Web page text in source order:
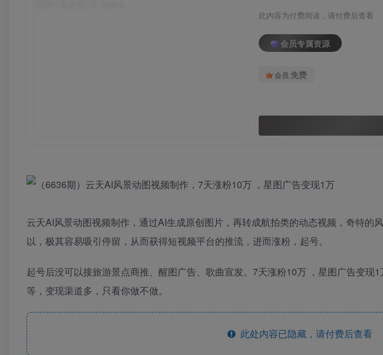
此内容为付费阅读，请付费后查看
会员专属资源
会员 免费
云天AI风景动图视频制作，通过AI生成原创图片，再转成航拍类的动态视频，奇特的
以，极其容易吸引停留，从而获得短视频平台的推流，进而涨粉，起号。
起号后没可以接旅游景点商推、醒图广告、歌曲宣发。7天涨粉10万 ，星图广告变现
等，变现渠道多，只看你做不做。
此处内容已隐藏，请付费后查看